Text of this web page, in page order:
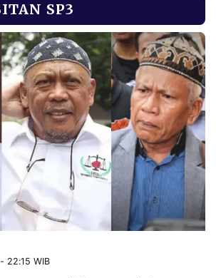
PERSONA
NASIONAL
SPORT
BERITA
WARGA
KIRIM
TERM
SP3
22:15 WIB